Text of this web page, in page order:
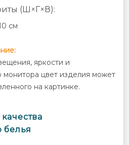
(Ш×Г×В):
см
яркости и
монитора цвет изделия может
на картинке.
белья